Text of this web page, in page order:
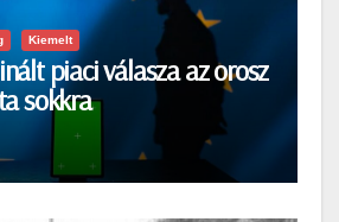
Kiemelt
piaci válasza az orosz
sokkra